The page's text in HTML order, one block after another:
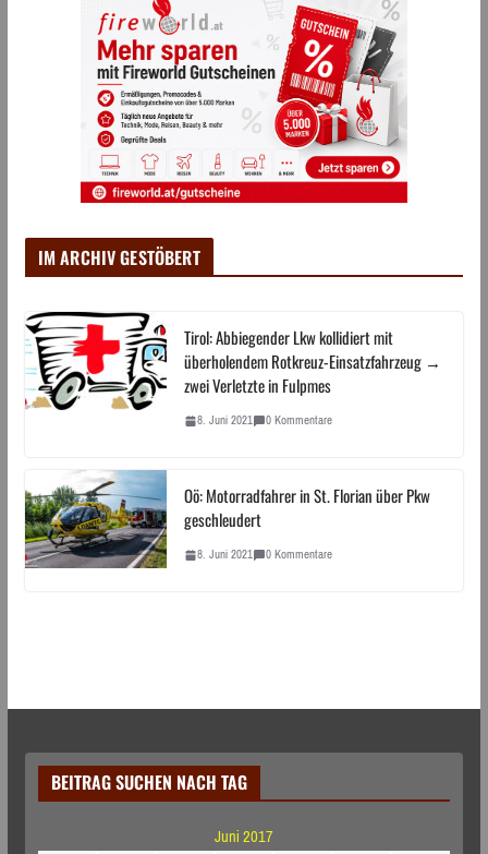
IM ARCHIV GESTÖBERT
Tirol: Abbiegender Lkw kollidiert mit
überholendem Rotkreuz-Einsatzfahrzeug →
zwei Verletzte in Fulpmes
8. Juni 2021 0 Kommentare
Oö: Motorradfahrer in St. Florian über Pkw
geschleudert
8. Juni 2021 0 Kommentare
BEITRAG SUCHEN NACH TAG
Juni 2017